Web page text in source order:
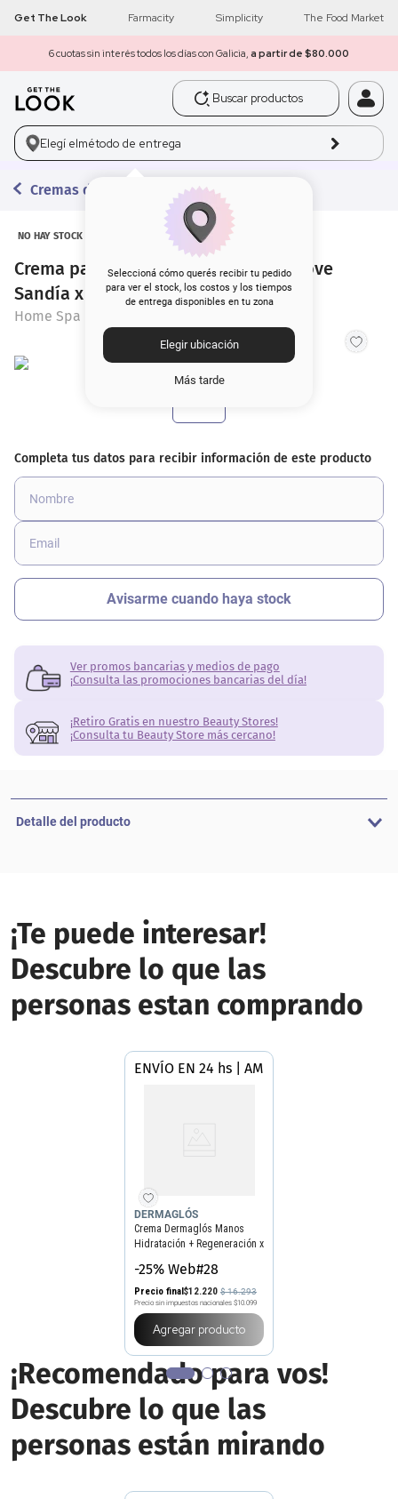
Get The Look Farmacity Simplicity The Food Market
6 cuotas sin interés todos los días con Galicia, a partir de $80.000
Buscar productos
Elegí elmétodo de entrega
Seleccioná cómo querés recibir tu pedido
para ver el stock, los costos y los tiempos
de entrega disponibles en tu zona
Elegir ubicación
Más tarde
Cremas de Manos
NO HAY STOCK
Crema para Manos Home Spa Real Love
Sandía x 60 ml
Home Spa
Ver promos bancarias y medios de pago
¡Consulta las promociones bancarias del día!
¡Retiro Gratis en nuestro Beauty Stores!
¡Consulta tu Beauty Store más cercano!
Detalle del producto
¡Te puede interesar!
Descubre lo que las
personas estan comprando
ENVÍO EN 24 hs | AMBA
DERMAGLÓS
Crema Dermaglós Manos
Hidratación + Regeneración x
-25% Web#28
Precio final$12.220 $16.293
Precio sin impuestos nacionales $10.099
Agregar producto
¡Recomendado para vos!
Descubre lo que las
personas están mirando
get the look
máscara pestañas
3. brochas
4. loreal
5. corrector
6. rubor
7.
10